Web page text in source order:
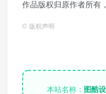
作品版权归原作者所有
© 版权声明
本站名称： 图酷